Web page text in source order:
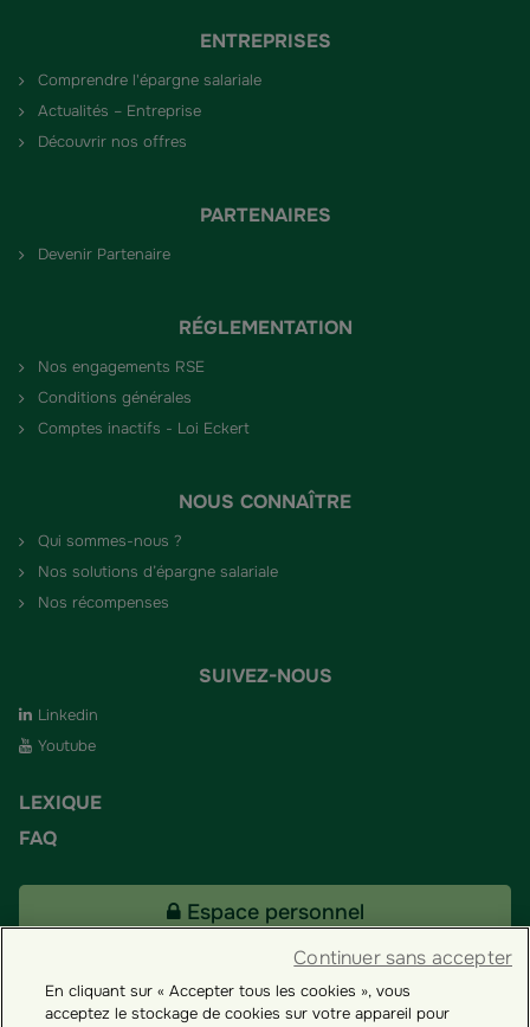
ENTREPRISES
Comprendre l'épargne salariale
Actualités – Entreprise
Découvrir nos offres
PARTENAIRES
Devenir Partenaire
RÉGLEMENTATION
Nos engagements RSE
Conditions générales
Comptes inactifs - Loi Eckert
NOUS CONNAÎTRE
Qui sommes-nous ?
Nos solutions d’épargne salariale
Nos récompenses
SUIVEZ-NOUS
Linkedin
Youtube
LEXIQUE
FAQ
Espace personnel
Tous nos fonds
En cliquant sur « Accepter tous les cookies », vous
acceptez le stockage de cookies sur votre appareil pour
Continuer sans accepter